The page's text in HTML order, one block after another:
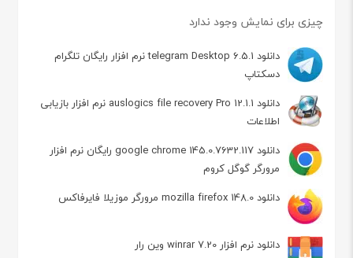
چیزی برای نمایش وجود ندارد
دانلود telegram Desktop 6.5.1 نرم افزار رایگان تلگرام
دسکتاپ
دانلود auslogics file recovery Pro 12.1.1 نرم افزار بازیابی
اطلاعات
دانلود google chrome 145.0.7632.117 رایگان نرم افزار
مرورگر گوگل کروم
دانلود mozilla firefox 148.0 مرورگر موزیلا فایرفاکس
دانلود نرم افزار winrar 7.20 وین رار